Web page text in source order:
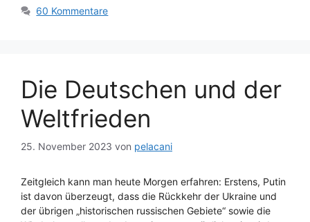
60 Kommentare
Die Deutschen und der
Weltfrieden
25. November 2023 von pelacani
Zeitgleich kann man heute Morgen erfahren: Erstens, Putin
ist davon überzeugt, dass die Rückkehr der Ukraine und
der übrigen „historischen russischen Gebiete“ sowie die